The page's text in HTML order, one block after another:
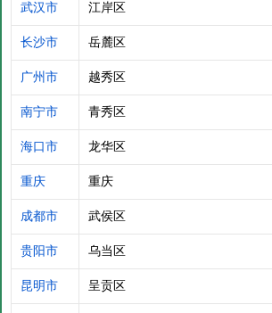
武汉市 江岸区
长沙市 岳麓区
广州市 越秀区
南宁市 青秀区
海口市 龙华区
重庆 重庆
成都市 武侯区
贵阳市 乌当区
昆明市 呈贡区